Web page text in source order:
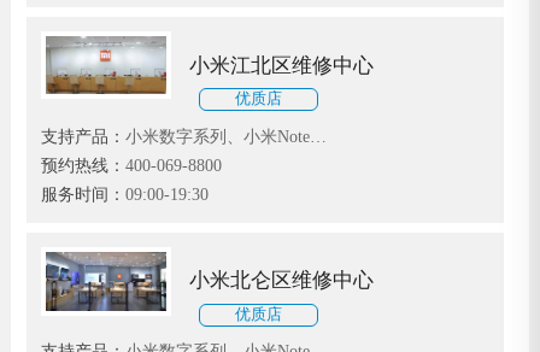
小米江北区维修中心
优质店
支持产品： 小米数字系列、小米Note系
列和小米MIX、红米、黑鲨系列
预约热线： 400-069-8800
服务时间： 09:00-19:30
小米北仑区维修中心
优质店